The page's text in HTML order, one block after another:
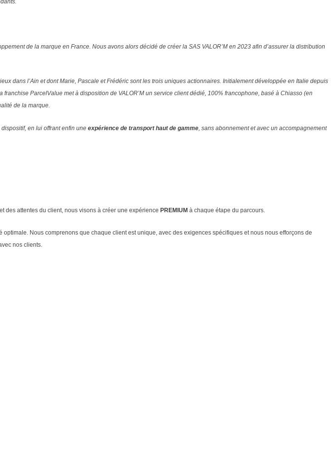
de la marque en France. Nous avons alors décidé de créer la SAS VALOR’M en 2023 afin d’assurer la distribution
dans l’Ain et dont Marie, Pascale et Frédéric sont les trois uniques actionnaires. Initialement développée en Italie depuis
franchise ParcelValue met à disposition de VALOR’M un service client dédié, 100% francophone, basé à Chiasso (en
de la marque.
en lui offrant enfin une expérience de transport haut de gamme, sans abonnement et avec un accompagnement
des attentes du client, nous visons à créer une expérience PREMIUM à chaque étape du parcours.
Nous comprenons que chaque client est unique, avec des exigences spécifiques et nous nous efforçons de
nos clients.